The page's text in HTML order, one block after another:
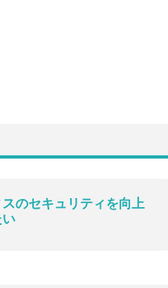
のセキュリティを向上
い